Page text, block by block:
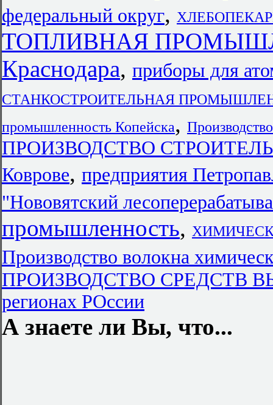
федеральный округ,
ТОПЛИВНАЯ
Краснодара, приборы для
СТАНКОСТРОИТЕЛЬНАЯ
промышленность Копейска,
ПРОИЗВОДСТВО
Коврове, предприятия
"Нововятский
промышленность,
Производство волокна
ПРОИЗВОДСТВО СРЕДСТВ
регионах РОссии
А знаете ли Вы, что...